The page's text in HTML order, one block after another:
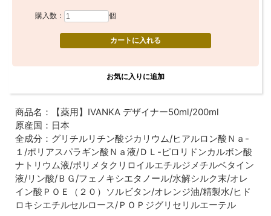
IVANKAデザイナーは髪や頭皮に負担のかかる成分を排除
購入数： 個
商品名：【薬用】IVANKA デザイナー50ml/200ml
原産国：日本
全成分：グリチルリチン酸ジカリウム/ヒアルロン酸Ｎａ-
１/ポリアスパラギン酸Ｎａ液/ＤＬ-ピロリドンカルボン酸
ナトリウム液/ポリメタクリロイルエチルジメチルベタイン
液/リン酸/ＢＧ/フェノキシエタノール/水解シルク末/オレ
イン酸ＰＯＥ（２０）ソルビタン/オレンジ油/精製水/ヒド
ロキシエチルセルロース/ＰＯＰジグリセリルエーテル